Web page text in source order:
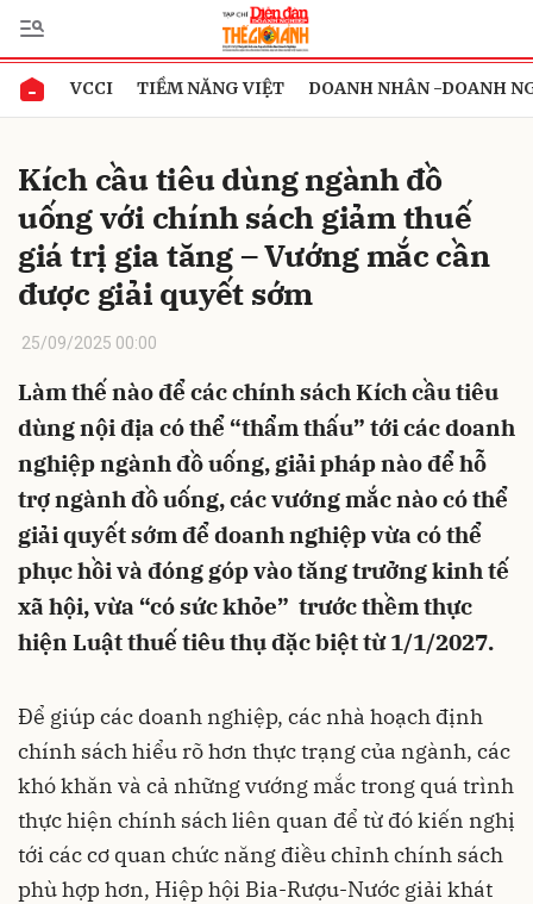
VCCI TIỀM NĂNG VIỆT DOANH NHÂN -DOANH
Kích cầu tiêu dùng ngành đồ
uống với chính sách giảm thuế
giá trị gia tăng – Vướng mắc cần
được giải quyết sớm
25/09/2025 00:00
Làm thế nào để các chính sách Kích cầu tiêu
dùng nội địa có thể “thẩm thấu” tới các doanh
nghiệp ngành đồ uống, giải pháp nào để hỗ
trợ ngành đồ uống, các vướng mắc nào có thể
giải quyết sớm để doanh nghiệp vừa có thể
phục hồi và đóng góp vào tăng trưởng kinh tế
xã hội, vừa “có sức khỏe” trước thềm thực
hiện Luật thuế tiêu thụ đặc biệt từ 1/1/2027.
Để giúp các doanh nghiệp, các nhà hoạch định
chính sách hiểu rõ hơn thực trạng của ngành, các
khó khăn và cả những vướng mắc trong quá trình
thực hiện chính sách liên quan để từ đó kiến nghị
tới các cơ quan chức năng điều chỉnh chính sách
phù hợp hơn, Hiệp hội Bia-Rượu-Nước giải khát
Gửi bình luận